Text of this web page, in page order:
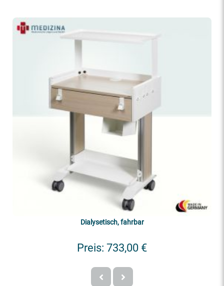
Dialysetisch, fahrbar
Preis: 733,00 €